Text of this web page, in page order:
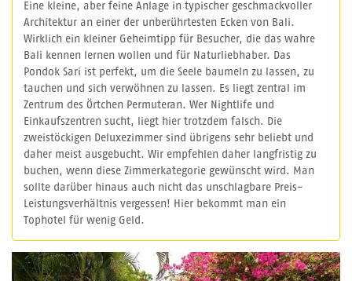
Eine kleine, aber feine Anlage in typischer geschmackvoller
Architektur an einer der unberührtesten Ecken von Bali.
Wirklich ein kleiner Geheimtipp für Besucher, die das wahre
Bali kennen lernen wollen und für Naturliebhaber. Das
Pondok Sari ist perfekt, um die Seele baumeln zu lassen, zu
tauchen und sich verwöhnen zu lassen. Es liegt zentral im
Zentrum des Örtchen Permuteran. Wer Nightlife und
Einkaufszentren sucht, liegt hier trotzdem falsch. Die
zweistöckigen Deluxezimmer sind übrigens sehr beliebt und
daher meist ausgebucht. Wir empfehlen daher langfristig zu
buchen, wenn diese Zimmerkategorie gewünscht wird. Man
sollte darüber hinaus auch nicht das unschlagbare Preis-
Leistungsverhältnis vergessen! Hier bekommt man ein
Tophotel für wenig Geld.